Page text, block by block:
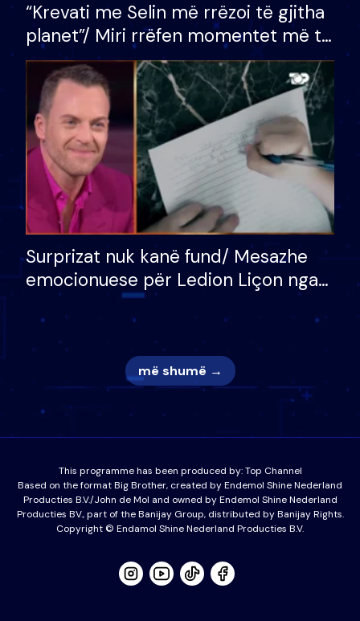
“Krevati me Selin më rrëzoi të gjitha
planet”/ Miri rrëfen momentet më të
bukura në shtëpinë e BB VIP: Do më
mungojë zilja e mëngjesit kur…
Surprizat nuk kanë fund/ Mesazhe
emocionuese për Ledion Liçon nga
nëna dhe fëmijët e tij, moderatori
nuk i mban dot lotët: Nuk meritoj…
më shumë →
This programme has been produced by:Top Channel
Based on the format Big Brother, created by Endemol Shine Nederland
Producties B.V./John de Mol and owned by Endemol Shine Nederland
Producties BV., part of the Banijay Group, distributed by Banijay Rights.
Copyright © Endamol Shine Nederland Producties B.V.